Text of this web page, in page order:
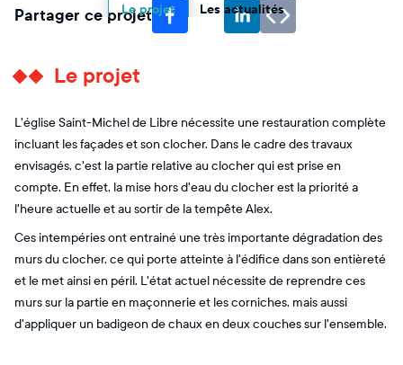
Le projet Les actualités
Partager ce projet
Le projet
L'église Saint-Michel de Libre nécessite une restauration complète
incluant les façades et son clocher. Dans le cadre des travaux
envisagés, c'est la partie relative au clocher qui est prise en
compte. En effet, la mise hors d'eau du clocher est la priorité a
l'heure actuelle et au sortir de la tempête Alex.
Ces intempéries ont entrainé une très importante dégradation des
murs du clocher, ce qui porte atteinte à l'édifice dans son entièreté
et le met ainsi en péril. L'état actuel nécessite de reprendre ces
murs sur la partie en maçonnerie et les corniches, mais aussi
d'appliquer un badigeon de chaux en deux couches sur l'ensemble.